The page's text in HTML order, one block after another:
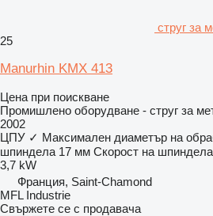
струг за
25
Manurhin KMX 413
Цена при поискване
Промишлено оборудване - струг за
2002
ЦПУ ✓ Максимален диаметър на
шпиндела 17 мм Скорост на шпиндела
3,7 kW
Франция, Saint-Chamond
MFL Industrie
Свържете се с продавача